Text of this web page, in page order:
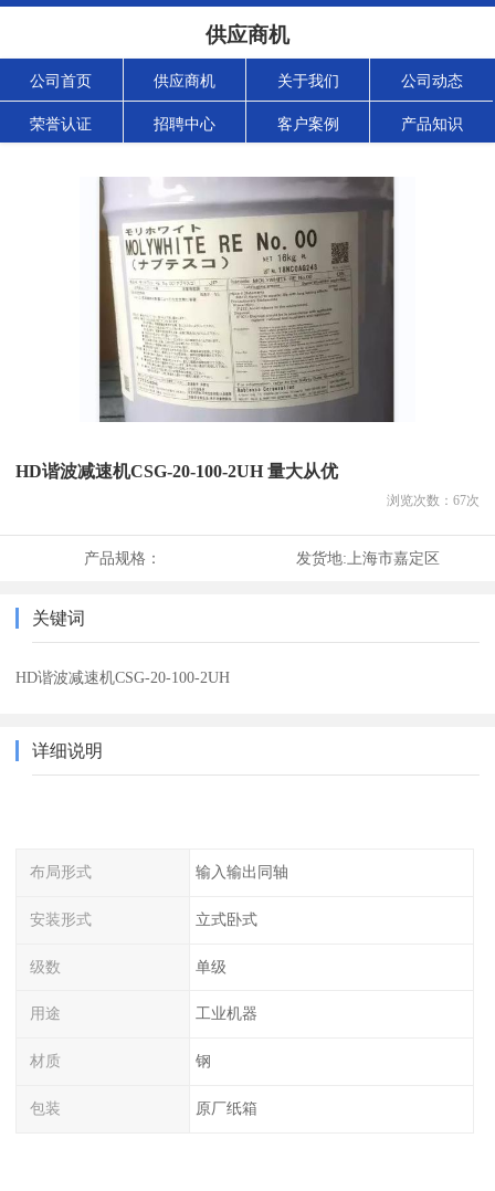
供应商机
公司首页 供应商机 关于我们 公司动态
荣誉认证 招聘中心 客户案例 产品知识
HD谐波减速机CSG-20-100-2UH 量大从优
浏览次数： 67次
产品规格： 发货地: 上海市嘉定区
关键词
HD谐波减速机CSG-20-100-2UH
详细说明
布局形式 输入输出同轴
安装形式 立式卧式
级数 单级
用途 工业机器
材质 钢
包装 原厂纸箱